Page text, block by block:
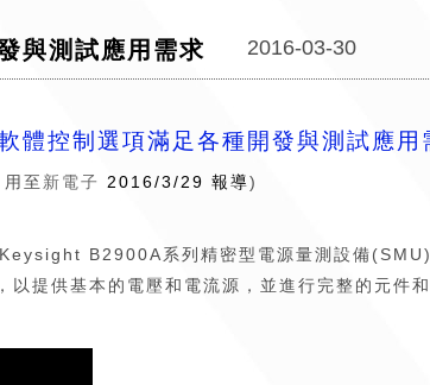
與測試應用需求 2016-03-30
體控制選項滿足各種開發與測試應用
至 新電子 2016/3/29 報導)
B2900A系列精密型電源量測設備(SMU)
提供基本的電壓和電流源，並進行完整的元件和